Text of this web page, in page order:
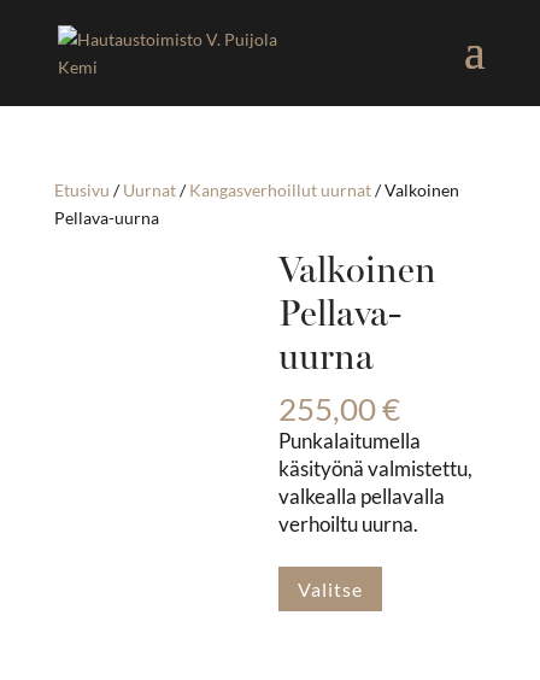
Etusivu /Uurnat/Kangasverhoillut uurnat/ Valkoinen
Pellava-uurna
Valkoinen
Pellava-
uurna
255,00€
Punkalaitumella
käsityönä valmistettu,
valkealla pellavalla
verhoiltu uurna.
Valitse